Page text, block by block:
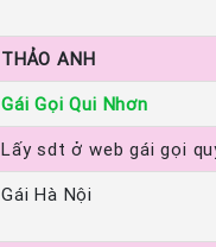
THẢO ANH
Gái Gọi Qui Nhơn
Lấy sdt ở web gái gọi
Gái Hà Nội